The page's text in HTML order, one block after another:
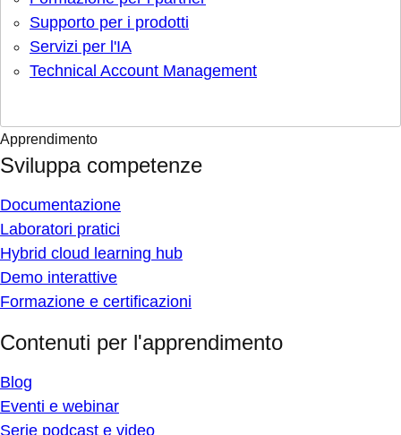
Supporto per i prodotti
Servizi per l'IA
Technical Account Management
Apprendimento
Sviluppa competenze
Documentazione
Laboratori pratici
Hybrid cloud learning hub
Demo interattive
Formazione e certificazioni
Contenuti per l'apprendimento
Blog
Eventi e webinar
Serie podcast e video